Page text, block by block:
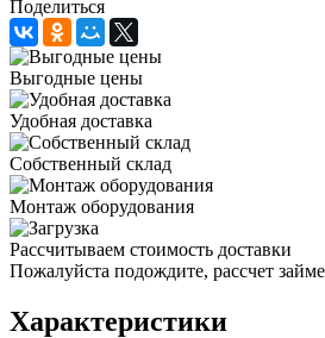
Поделиться
Выгодные цены
Удобная доставка
Собственный склад
Монтаж оборудования
Рассчитываем стоимость доставки
Пожалуйста подождите, рассчет
Характеристики